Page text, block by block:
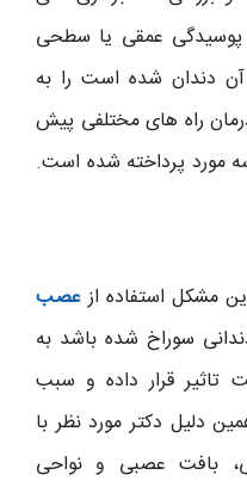
پوسیدگی عمقی یا سطحی
دندان شده است را به
راه های مختلفی پیش
مورد پرداخته شده است.
مشکل استفاده ازعصب
سوراخ شده باشد به
تاثیر قرار داده و سبب
دلیل دکتر مورد نظر با
بافت عصبی و نواحی